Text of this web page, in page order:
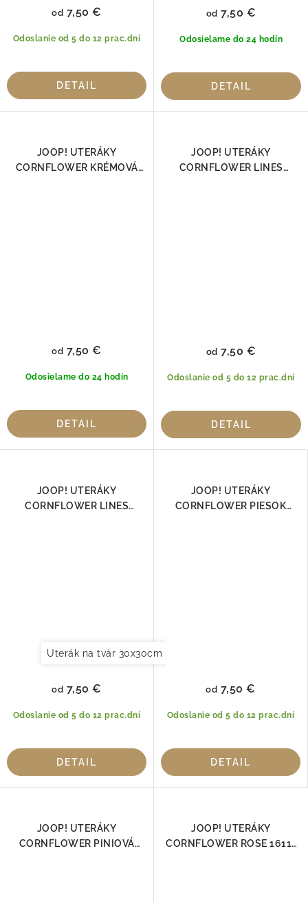
Odoslanie od 5 do 12 prac.dní
od 7,50 €
DETAIL
Odosielame do 24 hodín
od 7,50 €
DETAIL
JOOP! UTERÁKY
CORNFLOWER KRÉMOVÁ
Odosielame do 24 hodín
od 7,50 €
DETAIL
JOOP! UTERÁKY
CORNFLOWER LINES
Odoslanie od 5 do 12 prac.dní
od 7,50 €
DETAIL
JOOP! UTERÁKY
CORNFLOWER LINES
Uterák na tvár 30x30cm
Odoslanie od 5 do 12 prac.dní
od 7,50 €
DETAIL
JOOP! UTERÁKY
CORNFLOWER PIESOK
Odoslanie od 5 do 12 prac.dní
od 7,50 €
DETAIL
JOOP! UTERÁKY
CORNFLOWER PINIOVÁ
JOOP! UTERÁKY
CORNFLOWER ROSE 1611-